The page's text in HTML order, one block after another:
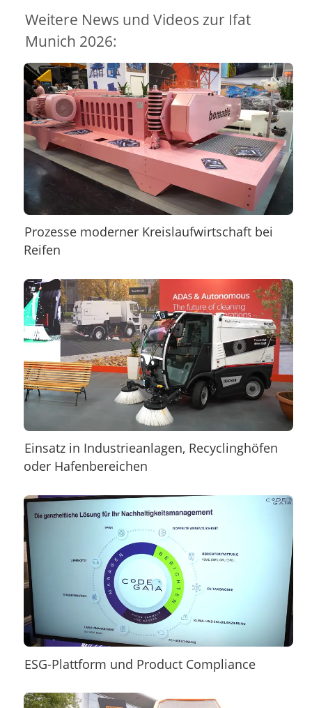
Weitere News und Videos zur Ifat
Munich 2026:
Prozesse moderner Kreislaufwirtschaft bei
Reifen
Einsatz in Industrieanlagen, Recyclinghöfen
oder Hafenbereichen
ESG-Plattform und Product Compliance